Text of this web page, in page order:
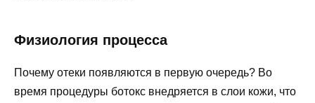
Физиология процесса
Почему отеки появляются в первую очередь? Во
время процедуры ботокс внедряется в слои кожи, что